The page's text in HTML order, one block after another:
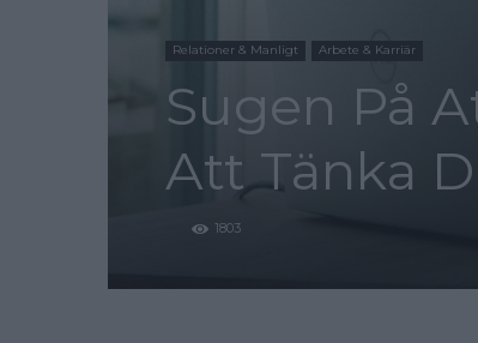
Relationer & Manligt Arbete & Karriär
Sugen På
Att Tänka
1803